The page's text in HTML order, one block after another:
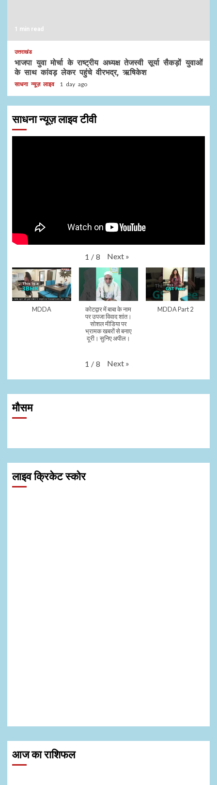
1 min read
उत्तराखंड
भाजपा युवा मोर्चा के राष्ट्रीय अध्यक्ष तेजस्वी सूर्या सैकड़ों युवाओं
के साथ कांवड़ लेकर पहुंचे वीरभद्र, ऋषिकेश
साधना न्यूज़ लाइव 1 day ago
साधना न्यूज़ लाइव टीवी
1 / 8 Next »
MDDA
कोटद्वार में बाबा के नाम
पर उपजा विवाद शांत।
सोशल मीडिया पर
भ्रामक खबरों से बनाए
दूरी। सुनिए अपील।
MDDA Part 2
1 / 8 Next »
मौसम
लाइव क्रिकेट स्कोर
आज का राशिफल